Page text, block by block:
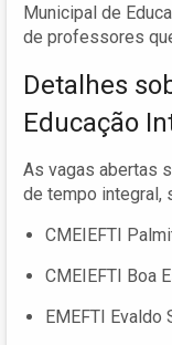
Municipal de
de professores
Detalhes
Educação
As vagas abertas
de tempo integral,
CMEIEFTI
CMEIEFTI Boa
EMEFTI Evaldo